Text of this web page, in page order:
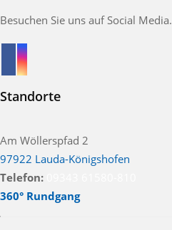
Besuchen Sie uns auf Social Media.
Standorte
Am Wöllerspfad 2
97922 Lauda-Königshofen
Telefon:
360° Rundgang